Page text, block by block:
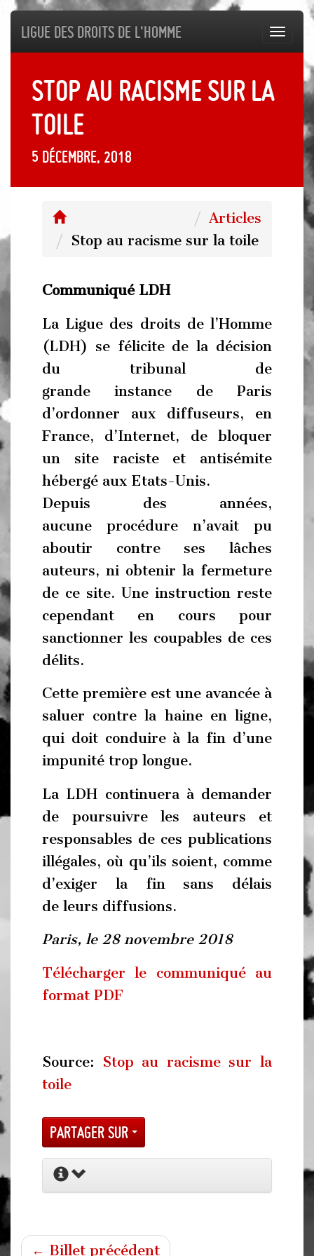
Ligue des droits de l'Homme
Stop au racisme sur la
toile
5 décembre, 2018
Articles
Stop au racisme sur la toile
Communiqué LDH
La Ligue des droits de l’Homme
(LDH) se félicite de la décision
du tribunal de
grande instance de Paris
d’ordonner aux diffuseurs, en
France, d’Internet, de bloquer
un site raciste et antisémite
hébergé aux Etats-Unis.
Depuis des années,
aucune procédure n’avait pu
aboutir contre ses lâches
auteurs, ni obtenir la fermeture
de ce site. Une instruction reste
cependant en cours pour
sanctionner les coupables de ces
délits.
Cette première est une avancée à
saluer contre la haine en ligne,
qui doit conduire à la fin d’une
impunité trop longue.
La LDH continuera à demander
de poursuivre les auteurs et
responsables de ces publications
illégales, où qu’ils soient, comme
d’exiger la fin sans délais
de leurs diffusions.
Paris, le 28 novembre 2018
Télécharger le communiqué au
format PDF
Source: Stop au racisme sur la
toile
Partager sur
← Billet précédent